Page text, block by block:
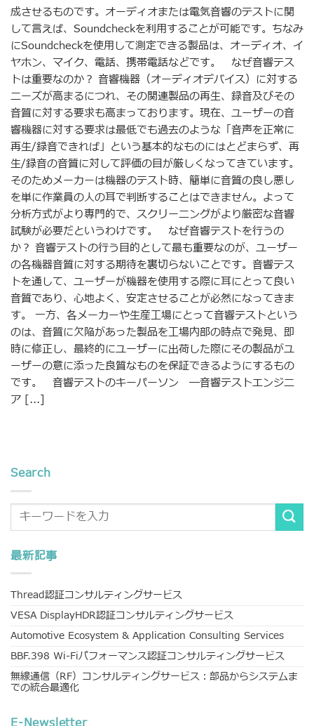
成させるものです。オーディオまたは電気音響のテストに関
して言えば、Soundcheckを利用することが可能です。ちなみ
にSoundcheckを使用して測定できる製品は、オーディオ、イ
ヤホン、マイク、電話、携帯電話などです。 なぜ音響テス
トは重要なのか？ 音響機器（オーディオデバイス）に対する
ニーズが高まるにつれ、その関連製品の再生、録音及びその
音質に対する要求も高まっております。現在、ユーザーの音
響機器に対する要求は最低でも過去のような「音声を正常に
再生/録音できれば」という基本的なものにはとどまらず、再
生/録音の音質に対して評価の目が厳しくなってきています。
そのためメーカーは機器のテスト時、簡単に音質の良し悪し
を単に作業員の人の耳で判断することはできません。よって
分析方式がより専門的で、スクリーニングがより厳密な音響
試験が必要だというわけです。 なぜ音響テストを行うの
か？ 音響テストの行う目的として最も重要なのが、ユーザー
の各機器音質に対する期待を裏切らないことです。音響テス
トを通して、ユーザーが機器を使用する際に耳にとって良い
音質であり、心地よく、安定させることが必然になってきま
す。 一方、各メーカーや生産工場にとって音響テストという
のは、音質に欠陥があった製品を工場内部の時点で発見、即
時に修正し、最終的にユーザーに出荷した際にその製品がユ
ーザーの意に添った良質なものを保証できるようにするもの
です。 音響テストのキーパーソン ―音響テストエンジニ
ア [...]
Search
最新記事
Thread認証コンサルティングサービス
VESA DisplayHDR認証コンサルティングサービス
Automotive Ecosystem & Application Consulting Services
BBF.398 Wi-Fiパフォーマンス認証コンサルティングサービス
無線通信（RF）コンサルティングサービス：部品からシステムま
での統合最適化